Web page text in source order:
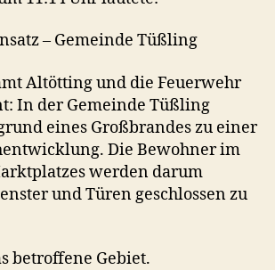
– Gemeinde Tüßling
Altötting und die Feuerwehr
In der Gemeinde Tüßling
eines Großbrandes zu einer
Die Bewohner im
werden darum
und Türen geschlossen zu
betroffene Gebiet.